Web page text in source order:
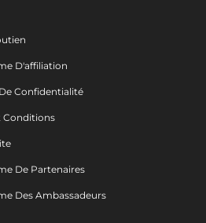
D'affiliation
Confidentialité
Conditions
De Partenaires
Des Ambassadeurs